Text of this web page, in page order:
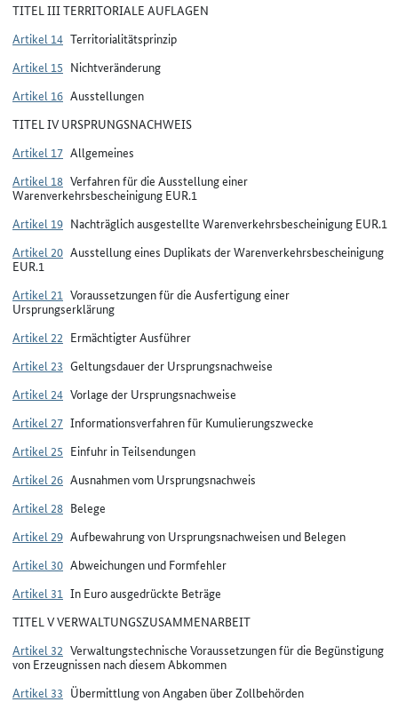
TITEL III TERRITORIALE AUFLAGEN
Artikel 14 Territorialitätsprinzip
Artikel 15 Nichtveränderung
Artikel 16 Ausstellungen
TITEL IV URSPRUNGSNACHWEIS
Artikel 17 Allgemeines
Artikel 18 Verfahren für die Ausstellung einer
Warenverkehrsbescheinigung EUR.1
Artikel 19 Nachträglich ausgestellte Warenverkehrsbescheinigung EUR.1
Artikel 20 Ausstellung eines Duplikats der Warenverkehrsbescheinigung
EUR.1
Artikel 21 Voraussetzungen für die Ausfertigung einer
Ursprungserklärung
Artikel 22 Ermächtigter Ausführer
Artikel 23 Geltungsdauer der Ursprungsnachweise
Artikel 24 Vorlage der Ursprungsnachweise
Artikel 27 Informationsverfahren für Kumulierungszwecke
Artikel 25 Einfuhr in Teilsendungen
Artikel 26 Ausnahmen vom Ursprungsnachweis
Artikel 28 Belege
Artikel 29 Aufbewahrung von Ursprungsnachweisen und Belegen
Artikel 30 Abweichungen und Formfehler
Artikel 31 In Euro ausgedrückte Beträge
TITEL V VERWALTUNGSZUSAMMENARBEIT
Artikel 32 Verwaltungstechnische Voraussetzungen für die Begünstigung
von Erzeugnissen nach diesem Abkommen
Artikel 33 Übermittlung von Angaben über Zollbehörden